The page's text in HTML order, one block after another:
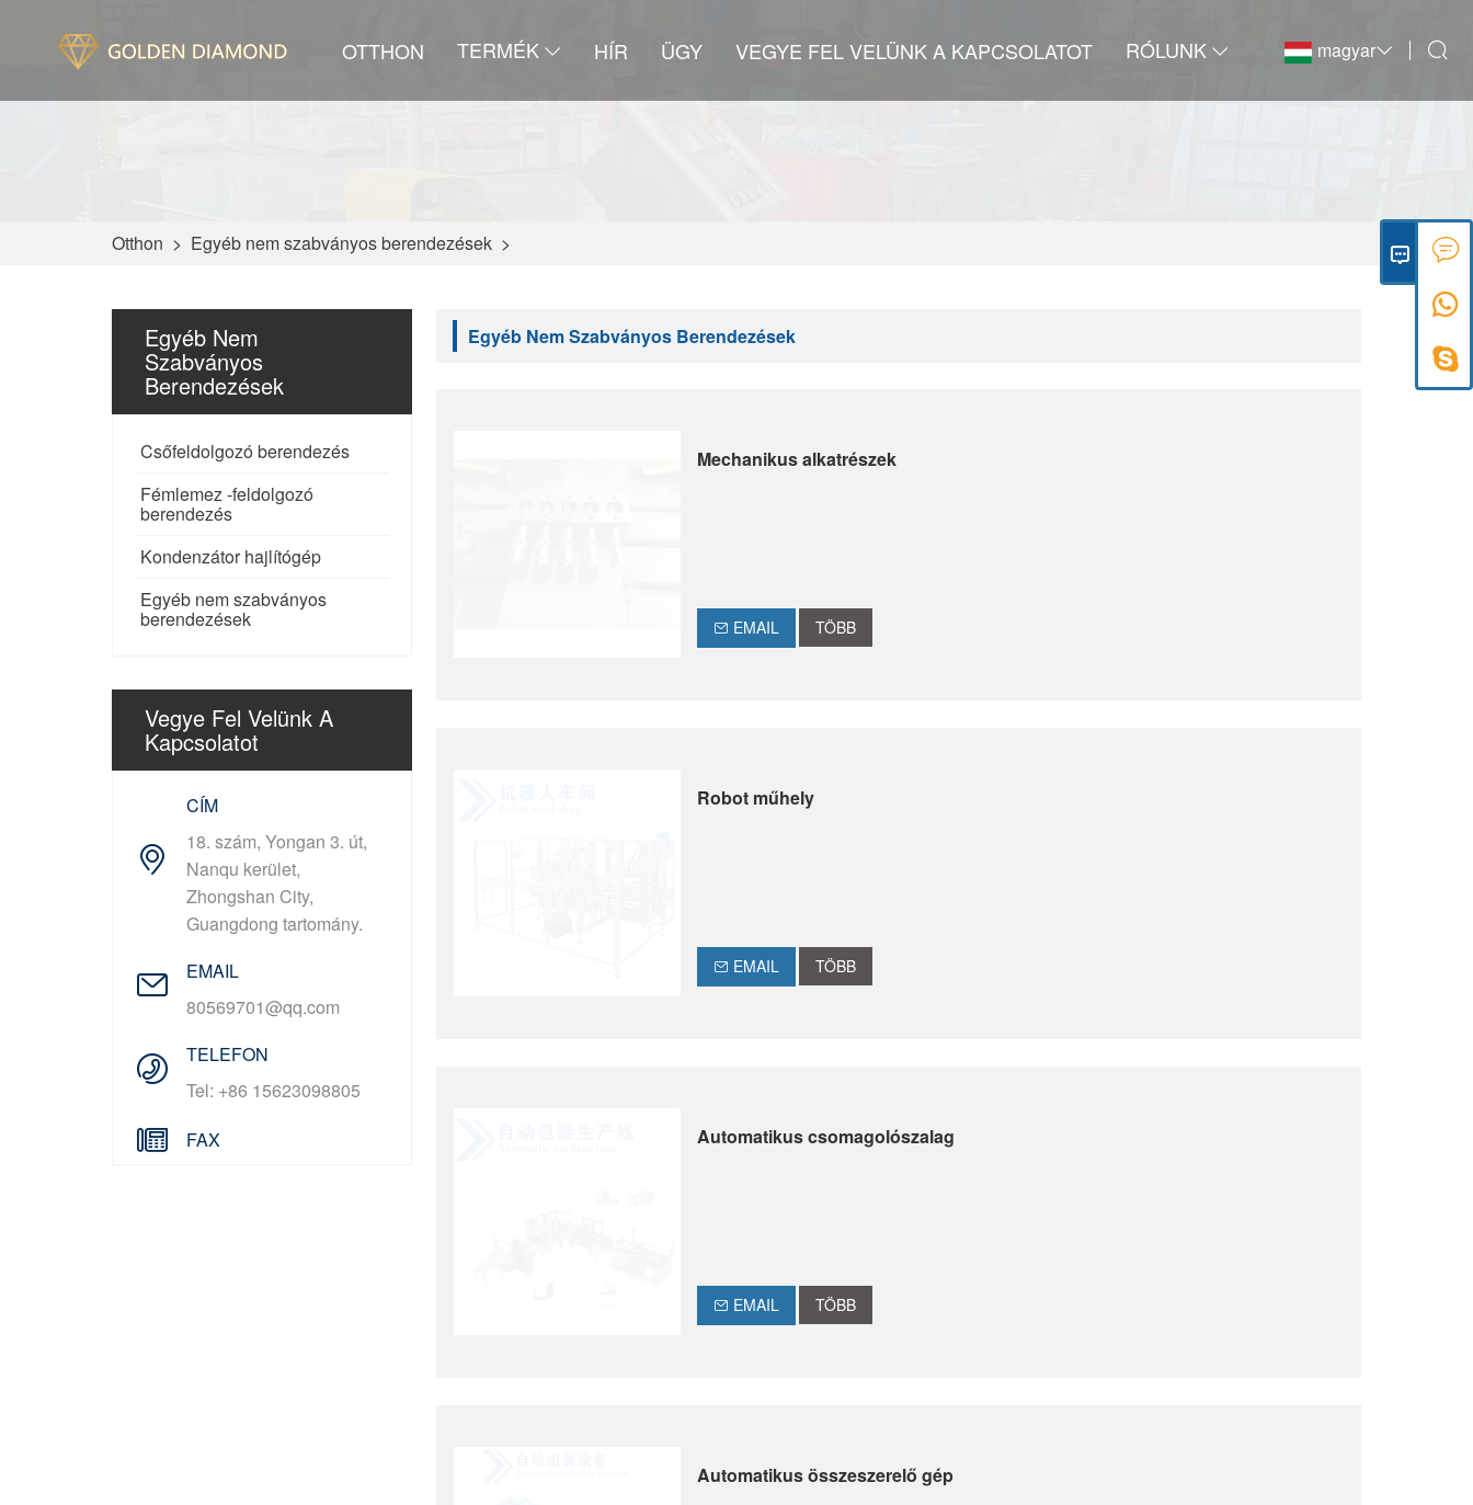
OTTHON TERMÉK HÍR ÜGY VEGYE FEL VELÜNK A KAPCSOLATOT RÓLUNK magyar
Otthon > Egyéb nem szabványos berendezések >
Egyéb Nem
Szabványos
Berendezések
Csőfeldolgozó berendezés
Fémlemez -feldolgozó
berendezés
Kondenzátor hajlítógép
Egyéb nem szabványos
berendezések
Vegye Fel Velünk A
Kapcsolatot
CÍM
18. szám, Yongan 3. út,
Nanqu kerület,
Zhongshan City,
Guangdong tartomány.
EMAIL
80569701@qq.com
TELEFON
Tel: +86 15623098805
FAX
Egyéb Nem Szabványos Berendezések
Mechanikus alkatrészek
EMAIL TÖBB
Robot műhely
EMAIL TÖBB
Automatikus csomagolószalag
EMAIL TÖBB
Automatikus összeszerelő gép